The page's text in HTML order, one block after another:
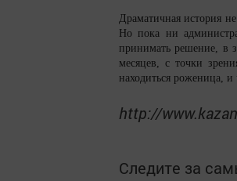
Драматичная история
Но пока ни
принимать решение, в
месяцев, с точки
находиться роженица, и
http://
Следите за